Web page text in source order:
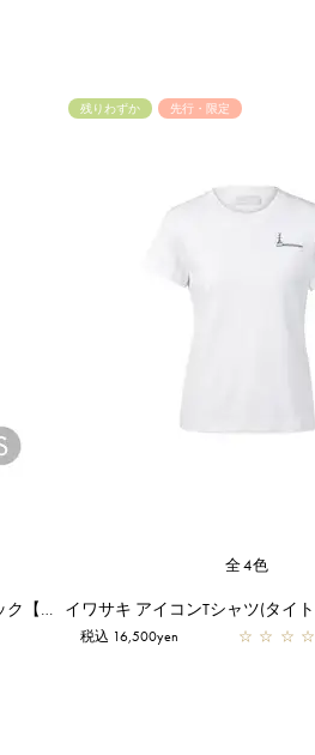
イワサキ アイコンTシャツ(タイト)/S/ブラック【一部店舗先行販売商品】
残りわずか 先行・限定
全4色
税込 16,500yen ☆ ☆ ☆ ☆